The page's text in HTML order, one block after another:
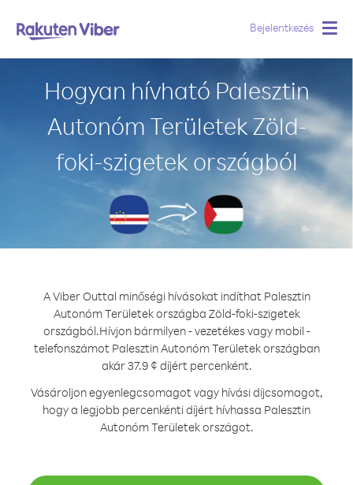
Bejelentkezés
Hogyan hívható Palesztin
Autonóm Területek Zöld-
foki-szigetek országból
A Viber Outtal minőségi hívásokat indíthat Palesztin
Autonóm Területek országba Zöld-foki-szigetek
országból.Hívjon bármilyen - vezetékes vagy mobil -
telefonszámot Palesztin Autonóm Területek országban
akár 37.9 ¢ díjért percenként.
Vásároljon egyenlegcsomagot vagy hívási díjcsomagot,
hogy a legjobb percenkénti díjért hívhassa Palesztin
Autonóm Területek országot.